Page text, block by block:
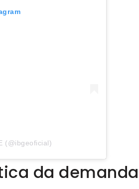
(@ibgeoficial)
da demanda